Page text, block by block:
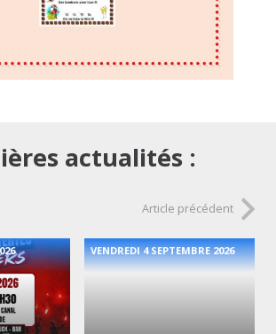
actualités :
Article précédent
VENDREDI 4 SEPTEMBRE 2026